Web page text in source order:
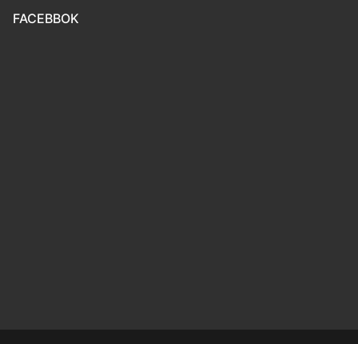
FACEBBOK